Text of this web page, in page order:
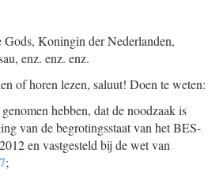
Koningin der Nederlanden,
enz. enz. enz.
of horen lezen, saluut! Doen te weten:
hebben, dat de noodzaak is
van de begrotingsstaat van het BES-
en vastgesteld bij de wet van
;